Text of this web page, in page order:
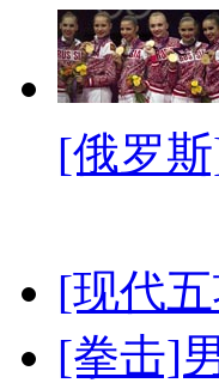
[俄罗
[现代
[拳击]